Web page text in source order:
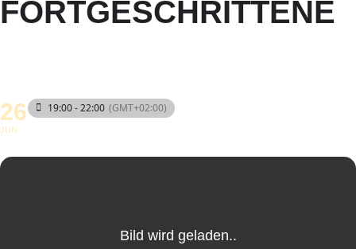
FORTGESCHRITTENE
26
JUN
19:00 - 22:00 (GMT+02:00)